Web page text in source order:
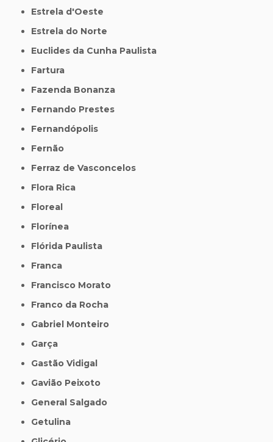
Estrela d'Oeste
Estrela do Norte
Euclides da Cunha Paulista
Fartura
Fazenda Bonanza
Fernando Prestes
Fernandópolis
Fernão
Ferraz de Vasconcelos
Flora Rica
Floreal
Florínea
Flórida Paulista
Franca
Francisco Morato
Franco da Rocha
Gabriel Monteiro
Garça
Gastão Vidigal
Gavião Peixoto
General Salgado
Getulina